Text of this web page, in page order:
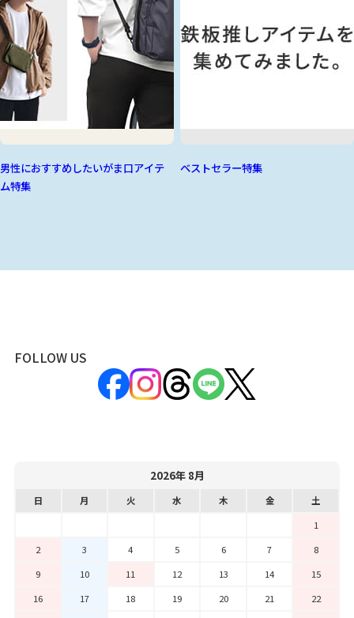
男性におすすめしたいがま口アイテ
ム特集
ベストセラー特集
FOLLOW US
2026年 8月
日 月 火 水 木 金
土
1
2
3 4 5 6 7
8
9
10 11 12 13 14
15
16
17 18 19 20 21
22